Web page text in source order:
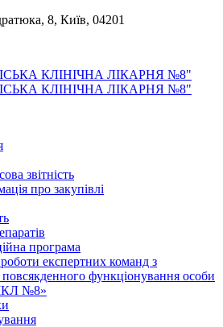
8, Київ, 04201
звітність
про закупівлі
програма
роботи експертних команд з
функціонування особи
№8»